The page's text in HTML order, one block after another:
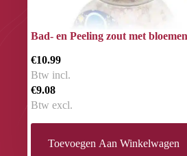
Bad- en Peeling zout met
€10.99
Btw incl.
€9.08
Btw excl.
Toevoegen Aan Winkelwagen